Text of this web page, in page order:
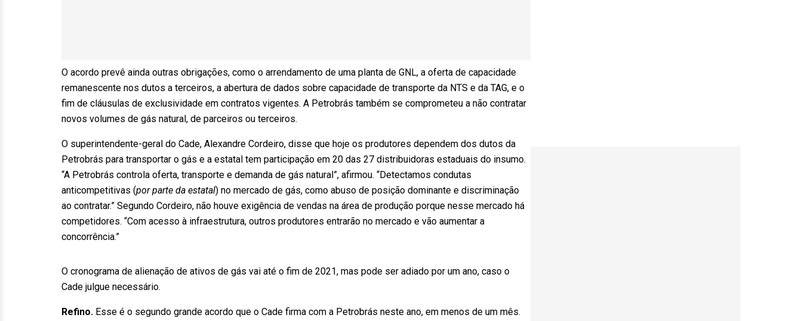
O acordo prevê ainda outras obrigações, como o arrendamento de uma planta de GNL, a oferta de capacidade
remanescente nos dutos a terceiros, a abertura de dados sobre capacidade de transporte da NTS e da TAG, e o
fim de cláusulas de exclusividade em contratos vigentes. A Petrobrás também se comprometeu a não contratar
novos volumes de gás natural, de parceiros ou terceiros.
O superintendente-geral do Cade, Alexandre Cordeiro, disse que hoje os produtores dependem dos dutos da
Petrobrás para transportar o gás e a estatal tem participação em 20 das 27 distribuidoras estaduais do insumo.
“A Petrobrás controla oferta, transporte e demanda de gás natural”, afirmou. “Detectamos condutas
anticompetitivas (por parte da estatal) no mercado de gás, como abuso de posição dominante e discriminação
ao contratar.” Segundo Cordeiro, não houve exigência de vendas na área de produção porque nesse mercado há
competidores. “Com acesso à infraestrutura, outros produtores entrarão no mercado e vão aumentar a
concorrência.”
O cronograma de alienação de ativos de gás vai até o fim de 2021, mas pode ser adiado por um ano, caso o
Cade julgue necessário.
Refino. Esse é o segundo grande acordo que o Cade firma com a Petrobrás neste ano, em menos de um mês.